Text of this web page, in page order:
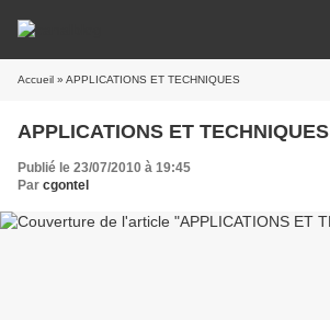
Accueil » APPLICATIONS ET TECHNIQUES
APPLICATIONS ET TECHNIQUES
Publié le 23/07/2010 à 19:45
Par cgontel